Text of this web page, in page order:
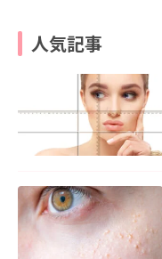
人気記事